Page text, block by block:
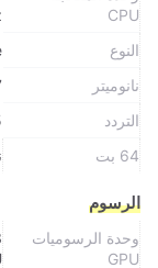
CPU
النوع
نانوميتر
التردد
64 بت
الرسوم
وحدة الرسوميات
GPU